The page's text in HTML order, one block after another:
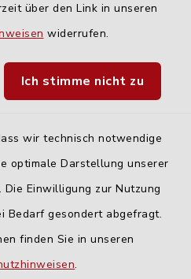
über den Link in unseren
widerrufen.
Ich stimme nicht zu
wir technisch notwendige
optimale Darstellung unserer
Einwilligung zur Nutzung
Bedarf gesondert abgefragt.
finden Sie in unseren
.